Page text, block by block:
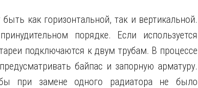
как горизонтальной, так и вертикальной.
порядке. Если используется
подключаются к двум трубам. В процессе
байпас и запорную арматуру.
при замене одного радиатора не было